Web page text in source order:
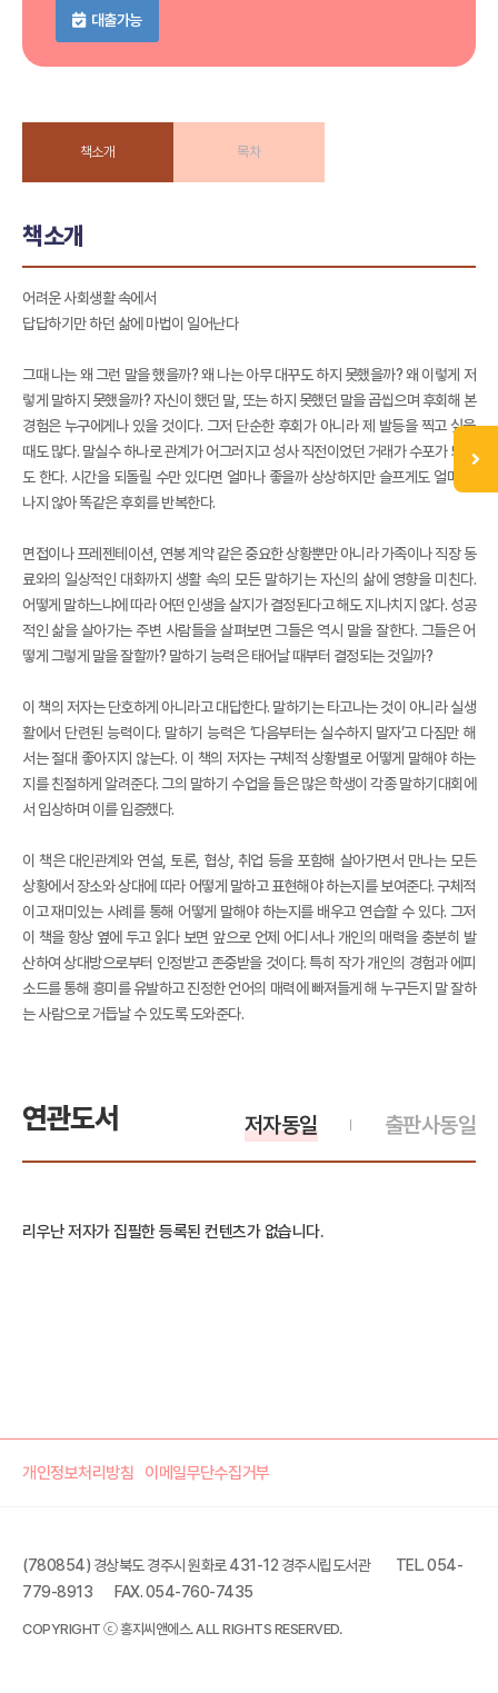
대출가능
책소개 목차
책소개
어려운 사회생활 속에서
답답하기만 하던 삶에 마법이 일어난다
그때 나는 왜 그런 말을 했을까? 왜 나는 아무 대꾸도 하지 못했을까? 왜 이렇게 저
렇게 말하지 못했을까? 자신이 했던 말, 또는 하지 못했던 말을 곱씹으며 후회해 본
경험은 누구에게나 있을 것이다. 그저 단순한 후회가 아니라 제 발등을 찍고 싶을
때도 많다. 말실수 하나로 관계가 어그러지고 성사 직전이었던 거래가 수포가 되기
도 한다. 시간을 되돌릴 수만 있다면 얼마나 좋을까 상상하지만 슬프게도 얼마 지
나지 않아 똑같은 후회를 반복한다.
면접이나 프레젠테이션, 연봉 계약 같은 중요한 상황뿐만 아니라 가족이나 직장 동
료와의 일상적인 대화까지 생활 속의 모든 말하기는 자신의 삶에 영향을 미친다.
어떻게 말하느냐에 따라 어떤 인생을 살지가 결정된다고 해도 지나치지 않다. 성공
적인 삶을 살아가는 주변 사람들을 살펴보면 그들은 역시 말을 잘한다. 그들은 어
떻게 그렇게 말을 잘할까? 말하기 능력은 태어날 때부터 결정되는 것일까?
이 책의 저자는 단호하게 아니라고 대답한다. 말하기는 타고나는 것이 아니라 실생
활에서 단련된 능력이다. 말하기 능력은 ‘다음부터는 실수하지 말자’고 다짐만 해
서는 절대 좋아지지 않는다. 이 책의 저자는 구체적 상황별로 어떻게 말해야 하는
지를 친절하게 알려준다. 그의 말하기 수업을 들은 많은 학생이 각종 말하기대회에
서 입상하며 이를 입증했다.
이 책은 대인관계와 연설, 토론, 협상, 취업 등을 포함해 살아가면서 만나는 모든
상황에서 장소와 상대에 따라 어떻게 말하고 표현해야 하는지를 보여준다. 구체적
이고 재미있는 사례를 통해 어떻게 말해야 하는지를 배우고 연습할 수 있다. 그저
이 책을 항상 옆에 두고 읽다 보면 앞으로 언제 어디서나 개인의 매력을 충분히 발
산하여 상대방으로부터 인정받고 존중받을 것이다. 특히 작가 개인의 경험과 에피
소드를 통해 흥미를 유발하고 진정한 언어의 매력에 빠져들게 해 누구든지 말 잘하
는 사람으로 거듭날 수 있도록 도와준다.
연관도서 출판사동일
저자동일
리우난 저자가 집필한 등록된 컨텐츠가 없습니다.
개인정보처리방침 이메일무단수집거부
(780854) 경상북도 경주시 원화로 431-12 경주시립도서관
TEL. 054-
779-8913
FAX. 054-760-7435
COPYRIGHT ⓒ 홍지씨앤에스. ALL RIGHTS RESERVED.